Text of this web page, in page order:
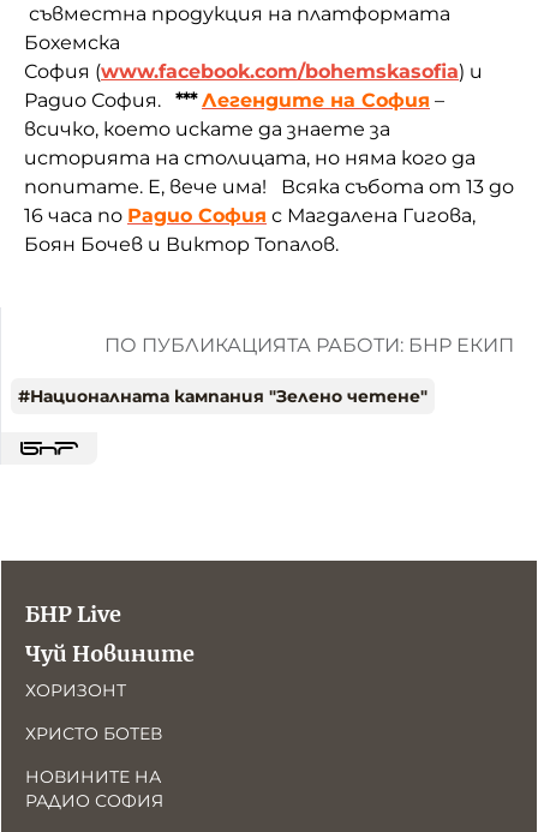
съвместна продукция на платформата
Бохемска
София (www.facebook.com/bohemskasofia) и
Радио София. *** Легендите на София –
всичко, което искате да знаете за
историята на столицата, но няма кого да
попитате. Е, вече има! Всяка събота от 13 до
16 часа по Радио София с Магдалена Гигова,
Боян Бочев и Виктор Топалов.
ПО ПУБЛИКАЦИЯТА РАБОТИ: БНР ЕКИП
#Националната кампания "Зелено четене"
БНР Live
Чуй Новините
ХОРИЗОНТ
ХРИСТО БОТЕВ
НОВИНИТЕ НА
РАДИО СОФИЯ